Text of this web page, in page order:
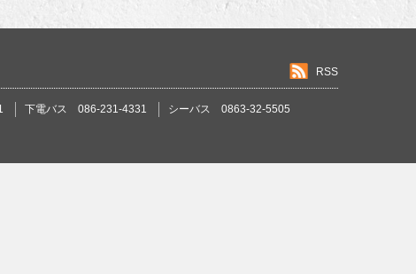
RSS
下電バス 086-231-4331
シーバス 0863-32-5505